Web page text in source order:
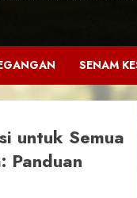
SENAM
untuk Semua
Panduan